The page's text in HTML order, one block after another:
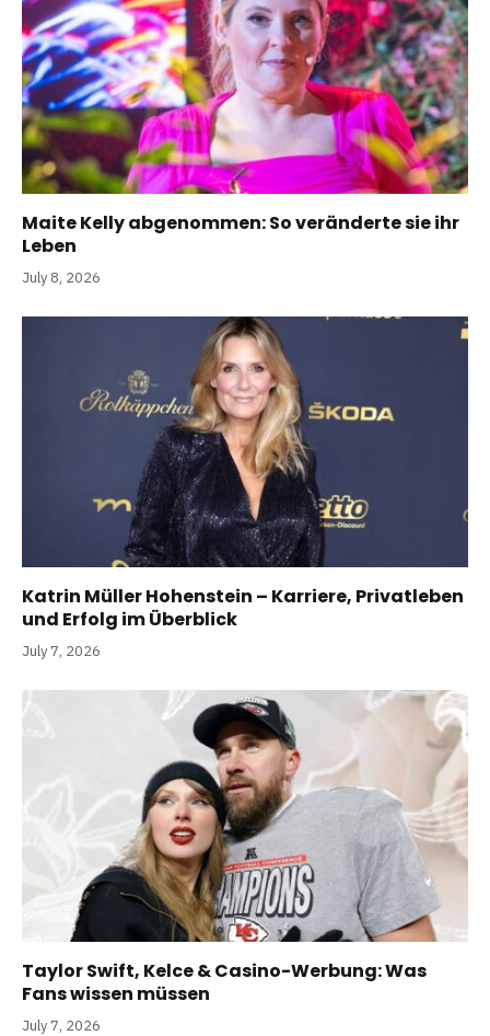
Maite Kelly abgenommen: So veränderte sie ihr
Leben
July 8, 2026
Katrin Müller Hohenstein – Karriere, Privatleben
und Erfolg im Überblick
July 7, 2026
Taylor Swift, Kelce & Casino-Werbung: Was
Fans wissen müssen
July 7, 2026